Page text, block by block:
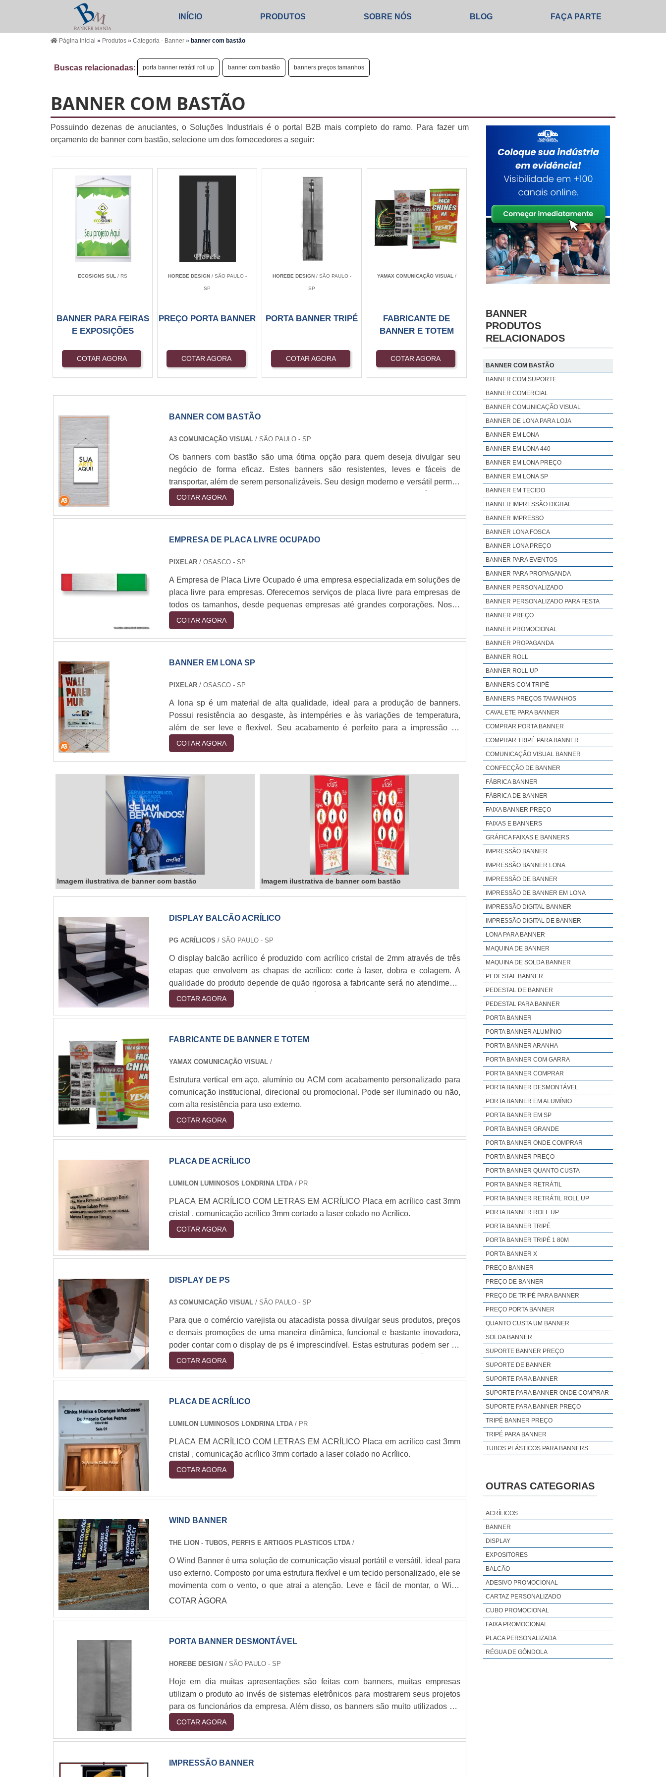
INÍCIO PRODUTOS SOBRE NÓS BLOG FAÇA PARTE
Página inicial » Produtos » Categoria - Banner » banner com bastão
Buscas relacionadas: porta banner retrátil roll up banner com bastão banners preços tamanhos
BANNER COM BASTÃO
Possuindo dezenas de anuciantes, o Soluções Industriais é o portal B2B mais completo do ramo. Para fazer um
orçamento de banner com bastão, selecione um dos fornecedores a seguir:
ECOSIGNS SUL / RS
BANNER PARA FEIRAS
E EXPOSIÇÕES
COTAR AGORA
HOREBE DESIGN/ SÃO PAULO -
SP
PREÇO PORTA BANNER
COTAR AGORA
HOREBE DESIGN/ SÃO PAULO -
SP
PORTA BANNER TRIPÉ
COTAR AGORA
YAMAX COMUNICAÇÃO VISUAL /
FABRICANTE DE
BANNER E TOTEM
COTAR AGORA
BANNER COM BASTÃO
A3 COMUNICAÇÃO VISUAL / SÃO PAULO - SP
Os banners com bastão são uma ótima opção para quem deseja divulgar seu
negócio de forma eficaz. Estes banners são resistentes, leves e fáceis de
transportar, além de serem personalizáveis. Seu design moderno e versátil permite
que sejam usados em diversos ambientes, desde eventos ao ar livre até salas de
reunião. Seu material resistente e durável garante que seu banner com bastão
dure por muito tempo. Se você está procurando por uma maneira eficaz de divulgar
COTAR AGORA
EMPRESA DE PLACA LIVRE OCUPADO
PIXELAR / OSASCO - SP
A Empresa de Placa Livre Ocupado é uma empresa especializada em soluções de
placa livre para empresas. Oferecemos serviços de placa livre para empresas de
todos os tamanhos, desde pequenas empresas até grandes corporações. Nossa
equipe de profissionais altamente qualificados trabalha para garantir que nossos
clientes obtenham o melhor serviço possível. Nossos serviços incluem a criação
de placas livres, a instalação de placas livres, a manutenção de placas livres e a
ajudar nossos clientes a tomar as melhores decisões para suas necessidades de
COTAR AGORA
BANNER EM LONA SP
PIXELAR / OSASCO - SP
A lona sp é um material de alta qualidade, ideal para a produção de banners.
Possui resistência ao desgaste, às intempéries e às variações de temperatura,
além de ser leve e flexível. Seu acabamento é perfeito para a impressão de
imagens e textos, garantindo a qualidade e durabilidade do produto. Os banners
em lona sp são ideais para divulgação de eventos, promoções, campanhas
qualidade, a lona sp é a melhor opção.
COTAR AGORA
Imagem ilustrativa de banner com bastão Imagem ilustrativa de banner com bastão
DISPLAY BALCÃO ACRÍLICO
PG ACRÍLICOS / SÃO PAULO - SP
O display balcão acrílico é produzido com acrílico cristal de 2mm através de três
etapas que envolvem as chapas de acrílico: corte à laser, dobra e colagem. A
qualidade do produto depende de quão rigorosa a fabricante será no atendimento
as normas de qualidade durante essas três etapas, por isso a escolha da empresa
em parte determina a qualidade do produto.O grande diferencial dos displays em
acrílico é o design moderno que esse item confere,....
COTAR AGORA
FABRICANTE DE BANNER E TOTEM
YAMAX COMUNICAÇÃO VISUAL/
Estrutura vertical em aço, alumínio ou ACM com acabamento personalizado para
comunicação institucional, direcional ou promocional. Pode ser iluminado ou não,
com alta resistência para uso externo.
COTAR AGORA
PLACA DE ACRÍLICO
LUMILON LUMINOSOS LONDRINA LTDA/ PR
PLACA EM ACRÍLICO COM LETRAS EM ACRÍLICO Placa em acrílico cast 3mm
cristal , comunicação acrílico 3mm cortado a laser colado no Acrílico.
COTAR AGORA
DISPLAY DE PS
A3 COMUNICAÇÃO VISUAL/ SÃO PAULO - SP
Para que o comércio varejista ou atacadista possa divulgar seus produtos, preços
e demais promoções de uma maneira dinâmica, funcional e bastante inovadora,
poder contar com o display de ps é imprescindível. Estas estruturas podem ser de
diversos formatos (como apoiadas em hastes) e, de quebra, também possuir
coloração transparente. Neste último caso, inclusive, o display ps cristal é um dos
modelos mais positivamente impactantes a marcar pres....
COTAR AGORA
PLACA DE ACRÍLICO
LUMILON LUMINOSOS LONDRINA LTDA/ PR
PLACA EM ACRÍLICO COM LETRAS EM ACRÍLICO Placa em acrílico cast 3mm
cristal , comunicação acrílico 3mm cortado a laser colado no Acrílico.
COTAR AGORA
WIND BANNER
THE LION - TUBOS, PERFIS E ARTIGOS PLASTICOS LTDA/
O Wind Banner é uma solução de comunicação visual portátil e versátil, ideal para
uso externo. Composto por uma estrutura flexível e um tecido personalizado, ele se
movimenta com o vento, o que atrai a atenção. Leve e fácil de montar, o Wind
Banner é uma opção eficaz e de baixo custo para publicidade e sinalização em
COTAR AGORA
PORTA BANNER DESMONTÁVEL
HOREBE DESIGN / SÃO PAULO - SP
Hoje em dia muitas apresentações são feitas com banners, muitas empresas
utilizam o produto ao invés de sistemas eletrônicos para mostrarem seus projetos
para os funcionários da empresa. Além disso, os banners são muito utilizados em
apresentações de faculdade, principalmente nas apresentações de TCC, onde
esses devem ter qualidade diferenciada. Um porta banner pode ser desmontável,
fazendo assim com que seja facilmente transportado para ser u....
COTAR AGORA
IMPRESSÃO BANNER
BANNER
PRODUTOS
RELACIONADOS
BANNER COM BASTÃO
BANNER COM SUPORTE
BANNER COMERCIAL
BANNER COMUNICAÇÃO VISUAL
BANNER DE LONA PARA LOJA
BANNER EM LONA
BANNER EM LONA 440
BANNER EM LONA PREÇO
BANNER EM LONA SP
BANNER EM TECIDO
BANNER IMPRESSÃO DIGITAL
BANNER IMPRESSO
BANNER LONA FOSCA
BANNER LONA PREÇO
BANNER PARA EVENTOS
BANNER PARA PROPAGANDA
BANNER PERSONALIZADO
BANNER PERSONALIZADO PARA FESTA
BANNER PREÇO
BANNER PROMOCIONAL
BANNER PROPAGANDA
BANNER ROLL
BANNER ROLL UP
BANNERS COM TRIPÉ
BANNERS PREÇOS TAMANHOS
CAVALETE PARA BANNER
COMPRAR PORTA BANNER
COMPRAR TRIPÉ PARA BANNER
COMUNICAÇÃO VISUAL BANNER
CONFECÇÃO DE BANNER
FÁBRICA BANNER
FÁBRICA DE BANNER
FAIXA BANNER PREÇO
FAIXAS E BANNERS
GRÁFICA FAIXAS E BANNERS
IMPRESSÃO BANNER
IMPRESSÃO BANNER LONA
IMPRESSÃO DE BANNER
IMPRESSÃO DE BANNER EM LONA
IMPRESSÃO DIGITAL BANNER
IMPRESSÃO DIGITAL DE BANNER
LONA PARA BANNER
MAQUINA DE BANNER
MAQUINA DE SOLDA BANNER
PEDESTAL BANNER
PEDESTAL DE BANNER
PEDESTAL PARA BANNER
PORTA BANNER
PORTA BANNER ALUMÍNIO
PORTA BANNER ARANHA
PORTA BANNER COM GARRA
PORTA BANNER COMPRAR
PORTA BANNER DESMONTÁVEL
PORTA BANNER EM ALUMÍNIO
PORTA BANNER EM SP
PORTA BANNER GRANDE
PORTA BANNER ONDE COMPRAR
PORTA BANNER PREÇO
PORTA BANNER QUANTO CUSTA
PORTA BANNER RETRÁTIL
PORTA BANNER RETRÁTIL ROLL UP
PORTA BANNER ROLL UP
PORTA BANNER TRIPÉ
PORTA BANNER TRIPÉ 1 80M
PORTA BANNER X
PREÇO BANNER
PREÇO DE BANNER
PREÇO DE TRIPÉ PARA BANNER
PREÇO PORTA BANNER
QUANTO CUSTA UM BANNER
SOLDA BANNER
SUPORTE BANNER PREÇO
SUPORTE DE BANNER
SUPORTE PARA BANNER
SUPORTE PARA BANNER ONDE COMPRAR
SUPORTE PARA BANNER PREÇO
TRIPÉ BANNER PREÇO
TRIPÉ PARA BANNER
TUBOS PLÁSTICOS PARA BANNERS
OUTRAS CATEGORIAS
ACRÍLICOS
BANNER
DISPLAY
EXPOSITORES
BALCÃO
ADESIVO PROMOCIONAL
CARTAZ PERSONALIZADO
CUBO PROMOCIONAL
FAIXA PROMOCIONAL
PLACA PERSONALIZADA
RÉGUA DE GÔNDOLA